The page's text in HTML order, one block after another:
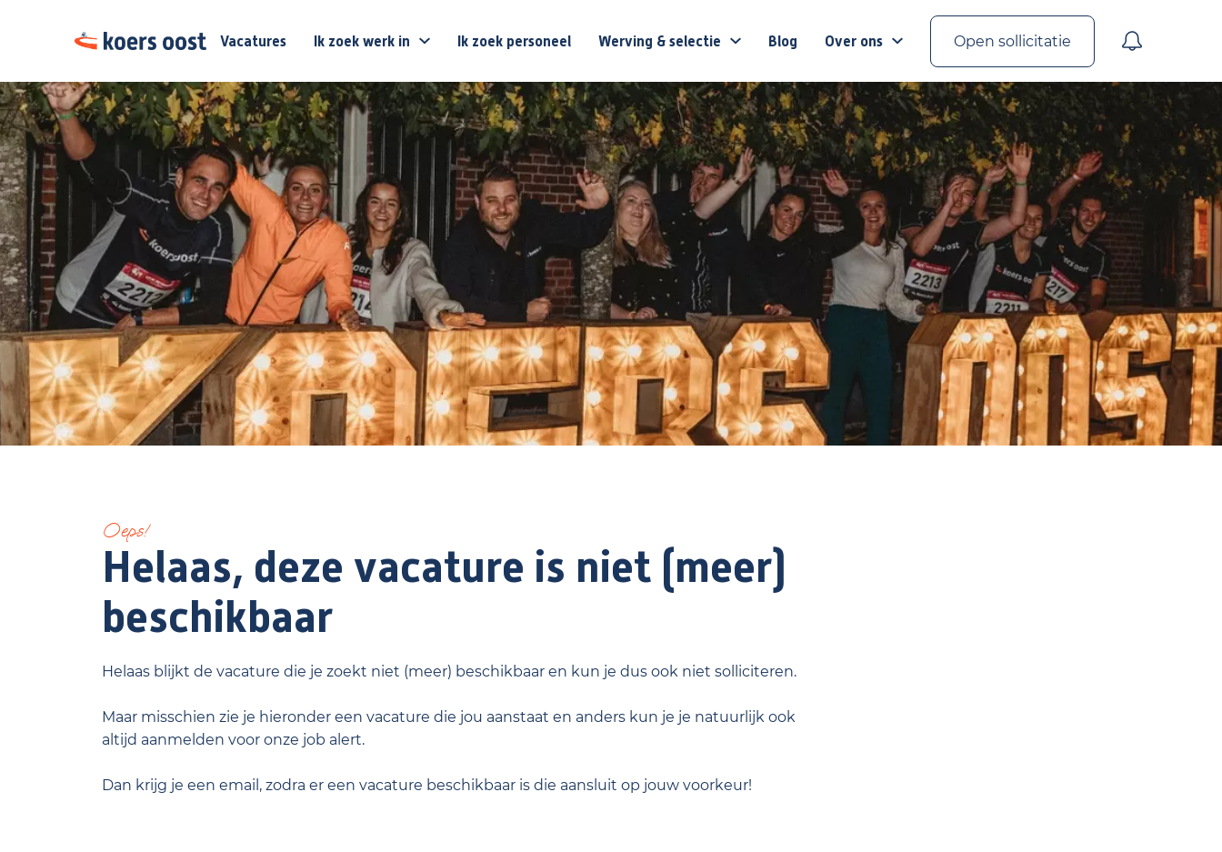
Vacatures Ik zoek werk in Ik zoek personeel Werving & selectie Blog Over ons Open sollicitatie
Oeps!
Helaas, deze vacature is niet (meer)
beschikbaar
Helaas blijkt de vacature die je zoekt niet (meer) beschikbaar en kun je dus ook niet solliciteren.
Maar misschien zie je hieronder een vacature die jou aanstaat en anders kun je je natuurlijk ook
altijd aanmelden voor onze job alert.
Dan krijg je een email, zodra er een vacature beschikbaar is die aansluit op jouw voorkeur!